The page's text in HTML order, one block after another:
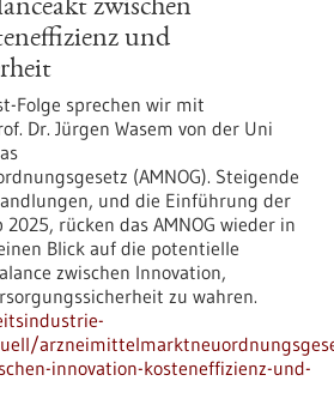
zwischen
und
Folge sprechen wir mit
Dr. Jürgen Wasem von der Uni
(AMNOG). Steigende
und die Einführung der
2025, rücken das AMNOG wieder in
Blick auf die potentielle
zwischen Innovation,
zu wahren.
innovation-kosteneffizienz-und-